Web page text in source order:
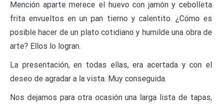
Mención aparte merece el huevo con jamón y cebolleta
frita envueltos en un pan tierno y calentito. ¿Cómo es
posible hacer de un plato cotidiano y humilde una obra de
arte? Ellos lo logran.
La presentación, en todas ellas, era acertada y con el
deseo de agradar a la vista. Muy conseguida.
Nos dejamos para otra ocasión una larga lista de tapas,